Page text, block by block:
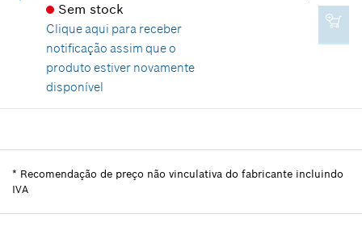
52,00 €*
*Recomendação de preço não vinculativa do
Comprovante de aplicação
Indicar na apresentação
fabricante incluindo IVA
Sem stock
Clique aqui para receber
notificação assim que o
produto estiver novamente
disponível
Informações de peças sobressalentes
* Recomendação de preço não vinculativa do fabricante incluindo
IVA